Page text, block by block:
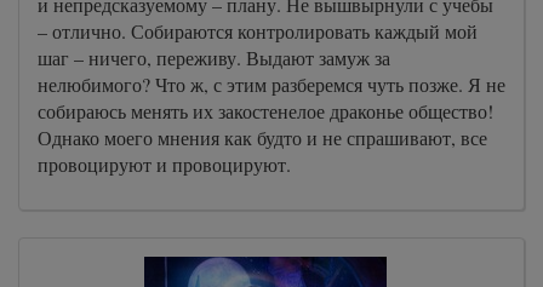
– отлично. Собираются контролировать каждый мой
шаг – ничего, переживу. Выдают замуж за
нелюбимого? Что ж, с этим разберемся чуть позже. Я не
собираюсь менять их закостенелое драконье общество!
Однако моего мнения как будто и не спрашивают, все
провоцируют и провоцируют.